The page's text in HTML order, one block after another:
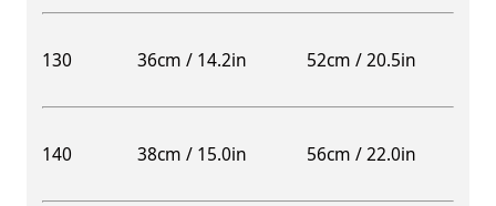
130 36cm / 14.2in 52cm / 20.5in
140 38cm / 15.0in 56cm / 22.0in